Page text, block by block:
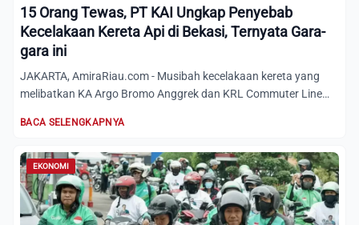
15 Orang Tewas, PT KAI Ungkap Penyebab
Kecelakaan Kereta Api di Bekasi, Ternyata Gara-
gara ini
JAKARTA, AmiraRiau.com - Musibah kecelakaan kereta yang
melibatkan KA Argo Bromo Anggrek dan KRL Commuter Line
BACA SELENGKAPNYA
EKONOMI